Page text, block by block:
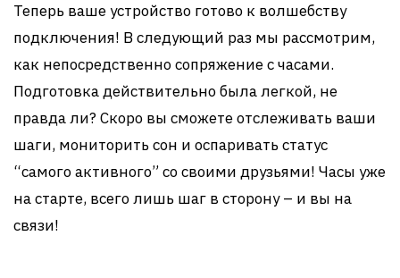
Теперь ваше устройство готово к волшебству
подключения! В следующий раз мы рассмотрим,
как непосредственно сопряжение с часами.
Подготовка действительно была легкой, не
правда ли? Скоро вы сможете отслеживать ваши
шаги, мониторить сон и оспаривать статус
“самого активного” со своими друзьями! Часы уже
на старте, всего лишь шаг в сторону – и вы на
связи!